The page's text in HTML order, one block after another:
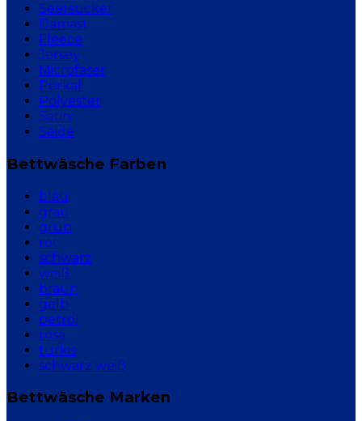
Seersucker
Damast
Fleece
Jersey
Microfaser
Perkal
Polyester
Satin
Seide
Bettwäsche Farben
blau
grau
grün
rot
schwarz
weiß
braun
gelb
petrol
rosa
türkis
schwarz weiß
Bettwäsche Marken